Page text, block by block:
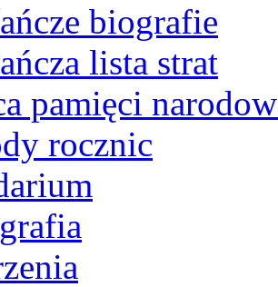
biografie
lista strat
pamięci
rocznic